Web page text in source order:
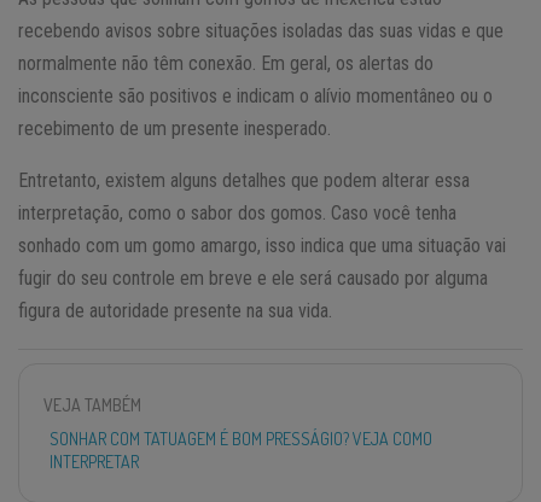
recebendo avisos sobre situações isoladas das suas vidas e que
normalmente não têm conexão. Em geral, os alertas do
inconsciente são positivos e indicam o alívio momentâneo ou o
recebimento de um presente inesperado.
Entretanto, existem alguns detalhes que podem alterar essa
interpretação, como o sabor dos gomos. Caso você tenha
sonhado com um gomo amargo, isso indica que uma situação vai
fugir do seu controle em breve e ele será causado por alguma
figura de autoridade presente na sua vida.
VEJA TAMBÉM
SONHAR COM TATUAGEM É BOM PRESSÁGIO? VEJA COMO
INTERPRETAR